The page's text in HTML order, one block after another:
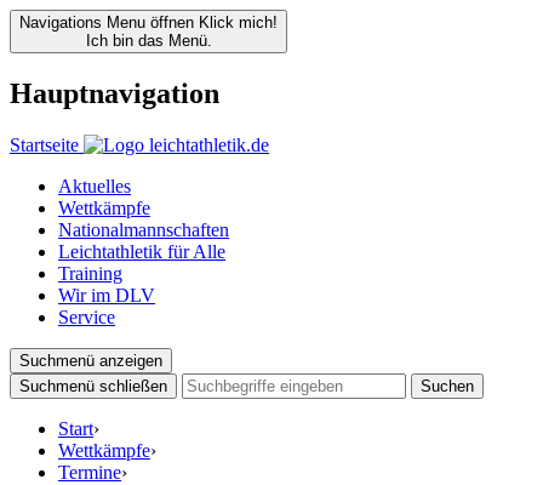
Navigations Menu öffnen Klick mich!
Ich bin das Menü.
Hauptnavigation
Startseite
Aktuelles
Wettkämpfe
Nationalmannschaften
Leichtathletik für Alle
Training
Wir im DLV
Service
Suchmenü anzeigen
Suchmenü schließen
Suchen
Start›
Wettkämpfe›
Termine›